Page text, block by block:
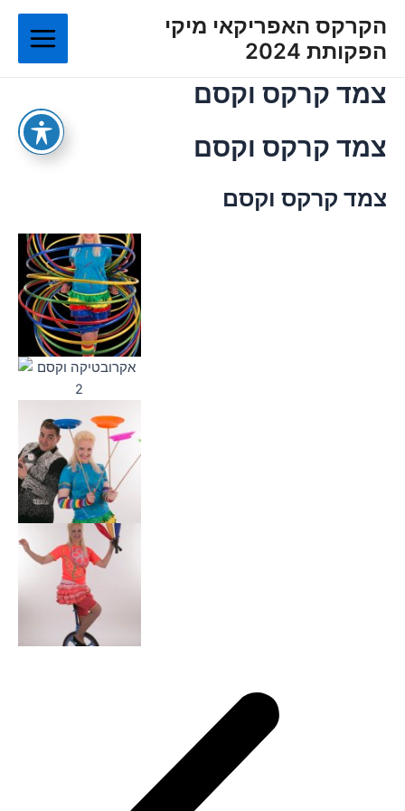
לתוכןהקרקס האפריקאי מיקי
הפקותת 2024
Main
Menu
צמד קרקס וקסם
צמד קרקס וקסם
צמד קרקס וקסם